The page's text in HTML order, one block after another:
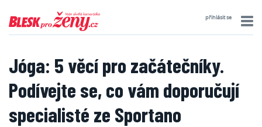
přihlásit se
Jóga: 5 věcí pro začátečníky.
Podívejte se, co vám doporučují
specialisté ze Sportano